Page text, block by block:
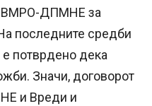
ВМРО-ДПМНЕ за
последните средби
потврдено дека
Значи, договорот
и Вреди и